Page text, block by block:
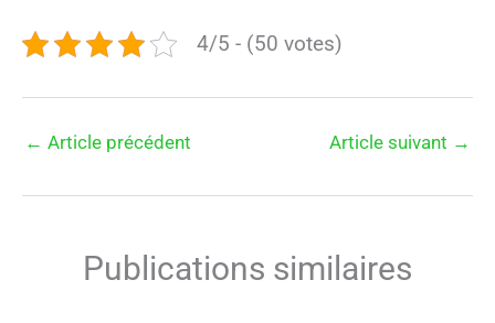
4/5 - (50 votes)
← Article précédent Article suivant →
Publications similaires